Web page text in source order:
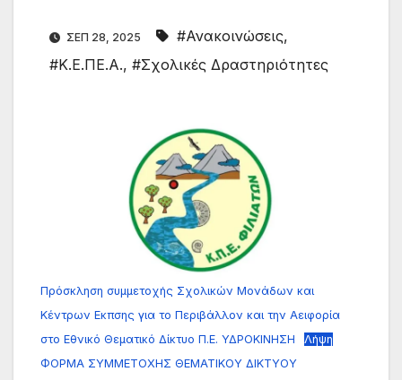
ΣΕΠ 28, 2025 #Ανακοινώσεις,
#Κ.Ε.ΠΕ.Α., #Σχολικές Δραστηριότητες
Πρόσκληση συμμετοχής Σχολικών Μονάδων και
Κέντρων Εκπσης για το Περιβάλλον και την Αειφορία
στο Εθνικό Θεματικό Δίκτυο Π.Ε. ΥΔΡΟΚΙΝΗΣΗ
Λήψη
ΦΟΡΜA ΣΥΜΜΕΤΟΧΗΣ ΘΕΜΑΤΙΚΟΥ ΔΙΚΤΥΟΥ